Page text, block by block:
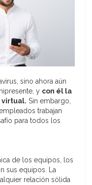
sino ahora aún
y con él la
virtual. Sin embargo,
trabajan
para todos los
de los equipos, los
sus equipos. La
relación sólida